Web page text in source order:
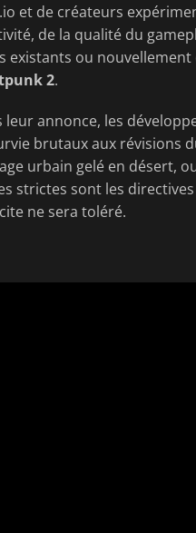
et de créateurs
de la qualité du
existants ou
2.
leur annonce, les
brutaux aux révisions
urbain gelé en désert,
strictes sont les
ne sera toléré.